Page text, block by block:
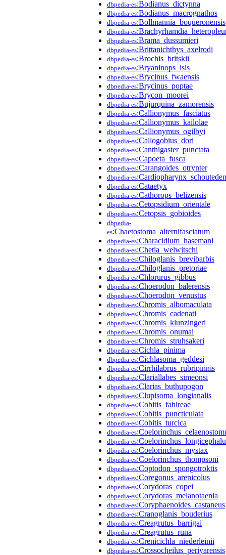
dbpedia-es:Bodianus_dictynna
dbpedia-es:Bodianus_macrognathos
dbpedia-es:Bollmannia_boqueronensis
dbpedia-es
dbpedia-es:Brama_dussumieri
dbpedia-es:Brittanichthys_axelrodi
dbpedia-es:Brochis_britskii
dbpedia-es:Bryaninops_isis
dbpedia-es:Brycinus_fwaensis
dbpedia-es:Brycinus_poptae
dbpedia-es:Brycon_moorei
dbpedia-es:Bujurquina_zamorensis
dbpedia-es:Callionymus_fasciatus
dbpedia-es:Callionymus_kailolae
dbpedia-es:Callionymus_ogilbyi
dbpedia-es:Callogobius_dori
dbpedia-es:Canthigaster_punctata
dbpedia-es:Capoeta_fusca
dbpedia-es:Carangoides_otrynter
dbpedia-es
dbpedia-es:Cataetyx
dbpedia-es:Cathorops_belizensis
dbpedia-es:Cetopsidium_orientale
dbpedia-es:Cetopsis_gobioides
dbpedia-
es:Chaetostoma_alternifasciatum
dbpedia-es:Characidium_hasemani
dbpedia-es:Chetia_welwitschi
dbpedia-es:Chiloglanis_brevibarbis
dbpedia-es:Chiloglanis_pretoriae
dbpedia-es:Chlorurus_gibbus
dbpedia-es:Choerodon_balerensis
dbpedia-es:Choerodon_venustus
dbpedia-es:Chromis_albomaculata
dbpedia-es:Chromis_cadenati
dbpedia-es:Chromis_klunzingeri
dbpedia-es:Chromis_onumai
dbpedia-es:Chromis_struhsakeri
dbpedia-es:Cichla_pinima
dbpedia-es:Cichlasoma_geddesi
dbpedia-es:Cirrhilabrus_rubripinnis
dbpedia-es:Clariallabes_simeonsi
dbpedia-es:Clarias_buthupogon
dbpedia-es:Clupisoma_longianalis
dbpedia-es:Cobitis_fahireae
dbpedia-es:Cobitis_puncticulata
dbpedia-es:Cobitis_turcica
dbpedia-es
dbpedia-es
dbpedia-es:Coelorinchus_mystax
dbpedia-es:Coelorinchus_thompsoni
dbpedia-es:Coptodon_spongotroktis
dbpedia-es:Coregonus_arenicolus
dbpedia-es:Corydoras_copei
dbpedia-es:Corydoras_melanotaenia
dbpedia-es:Coryphaenoides_castaneus
dbpedia-es:Cranoglanis_bouderius
dbpedia-es:Creagrutus_barrigai
dbpedia-es:Creagrutus_runa
dbpedia-es:Crenicichla_niederleinii
dbpedia-es:Crossocheilus_periyarensis